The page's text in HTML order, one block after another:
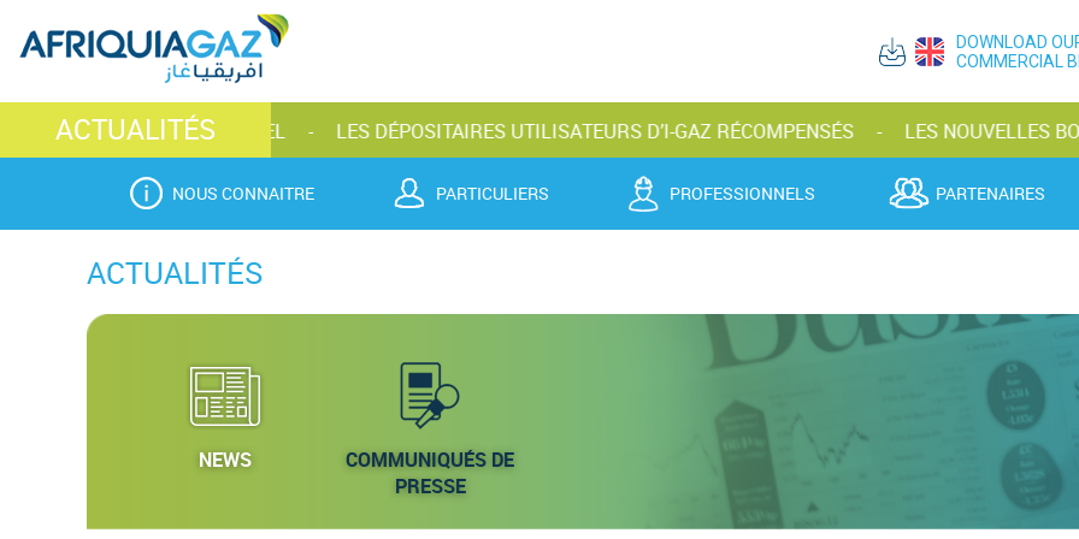
DOWNLOAD
COMMERCIAL
ACTUALITÉS
MAROCOTEL LES DÉPOSITAIRES UTILISATEURS D’I-GAZ RÉCOMPENSÉS LES NOUVELLES BOUTEILLES
NOUS CONNAITRE PARTICULIERS PROFESSIONNELS PARTENAIRES
ACTUALITÉS
NEWS
COMMUNIQUÉS DE
PRESSE